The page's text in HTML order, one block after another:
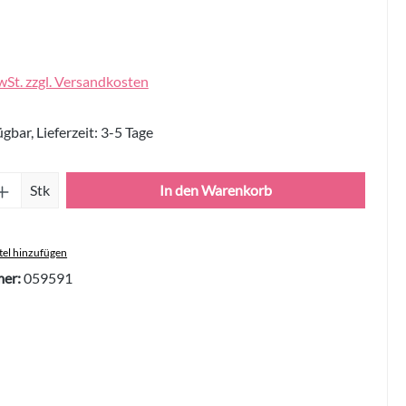
zzgl. Versandkosten
Lieferzeit: 3-5 Tage
Gib den gewünschten Wert ein
Stk In den Warenkorb
hinzufügen
059591